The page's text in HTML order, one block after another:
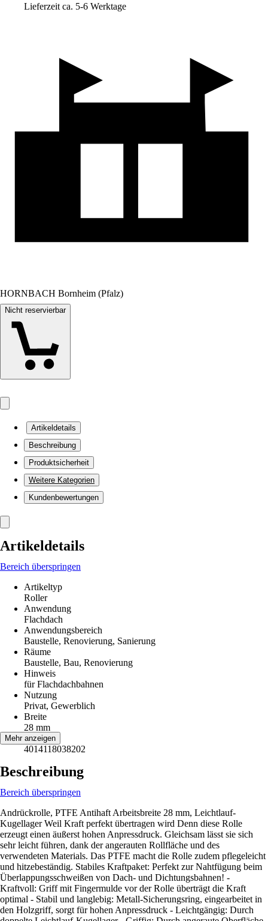
Lieferzeit ca. 5-6 Werktage
HORNBACH Bornheim (Pfalz)
Nicht reservierbar
Artikeldetails
Beschreibung
Produktsicherheit
Weitere Kategorien
Kundenbewertungen
Artikeldetails
Bereich überspringen
Artikeltyp
Roller
Anwendung
Flachdach
Anwendungsbereich
Baustelle, Renovierung, Sanierung
Räume
Baustelle, Bau, Renovierung
Hinweis
für Flachdachbahnen
Nutzung
Privat, Gewerblich
Breite
28 mm
EAN
4014118038202
Mehr anzeigen
Beschreibung
Bereich überspringen
Andrückrolle, PTFE Antihaft Arbeitsbreite 28 mm, Leichtlauf-
Kugellager Weil Kraft perfekt übertragen wird Denn diese Rolle
erzeugt einen äußerst hohen Anpressdruck. Gleichsam lässt sie sich
sehr leicht führen, dank der angerauten Rollfläche und des
verwendeten Materials. Das PTFE macht die Rolle zudem pflegeleicht
und hitzebeständig. Stabiles Kraftpaket: Perfekt zur Nahtfügung beim
Überlappungsschweißen von Dach- und Dichtungsbahnen! -
Kraftvoll: Griff mit Fingermulde vor der Rolle überträgt die Kraft
optimal - Stabil und langlebig: Metall-Sicherungsring, eingearbeitet in
den Holzgriff, sorgt für hohen Anpressdruck - Leichtgängig: Durch